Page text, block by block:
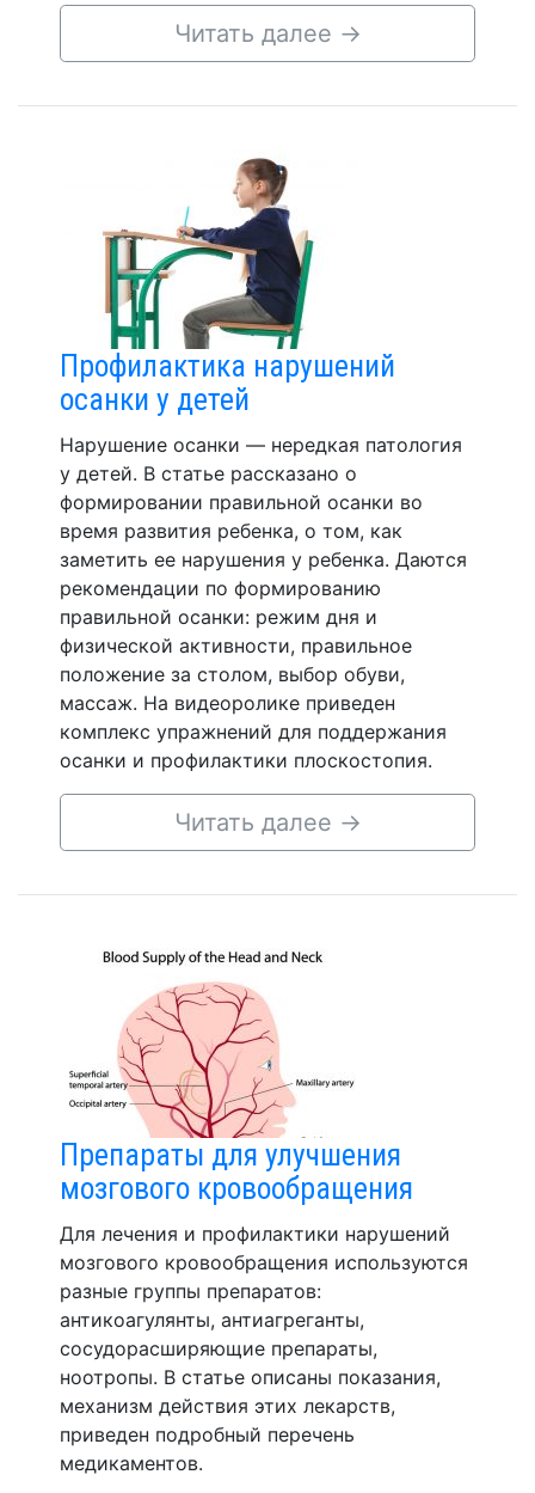
Читать далее →
Профилактика нарушений
осанки у детей
Нарушение осанки — нередкая патология
у детей. В статье рассказано о
формировании правильной осанки во
время развития ребенка, о том, как
заметить ее нарушения у ребенка. Даются
рекомендации по формированию
правильной осанки: режим дня и
физической активности, правильное
положение за столом, выбор обуви,
массаж. На видеоролике приведен
комплекс упражнений для поддержания
осанки и профилактики плоскостопия.
Читать далее →
Препараты для улучшения
мозгового кровообращения
Для лечения и профилактики нарушений
мозгового кровообращения используются
разные группы препаратов:
антикоагулянты, антиагреганты,
сосудорасширяющие препараты,
ноотропы. В статье описаны показания,
механизм действия этих лекарств,
приведен подробный перечень
медикаментов.